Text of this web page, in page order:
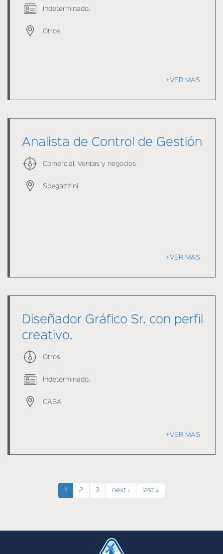
Indeterminado.
Otros
+VER MAS
Analista de Control de Gestión
Comercial, Ventas y negocios
Spegazzini
+VER MAS
Diseñador Gráfico Sr. con perfil
creativo.
Otros
Indeterminado.
CABA
+VER MAS
1 2 3 next › last »